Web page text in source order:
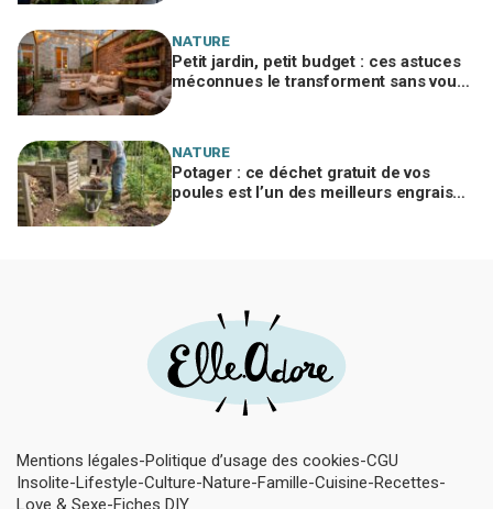
NATURE
Petit jardin, petit budget : ces astuces
méconnues le transforment sans vous
NATURE
Potager : ce déchet gratuit de vos
poules est l’un des meilleurs engrais
Mentions légales Politique d’usage des cookies CGU
Insolite Lifestyle Culture Nature Famille Cuisine Recettes
Love & Sexe Fiches DIY